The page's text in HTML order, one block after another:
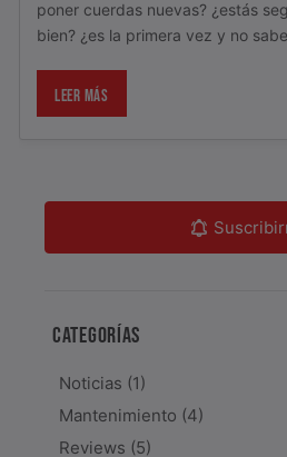
poner cuerdas nuevas? ¿estás
bien? ¿es la primera vez y no
LEER MÁS
CATEGORÍAS
Noticias (1)
Mantenimiento (4)
Reviews (5)